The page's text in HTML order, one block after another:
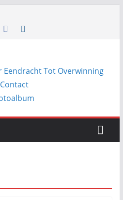
Tot Overwinning
Contact